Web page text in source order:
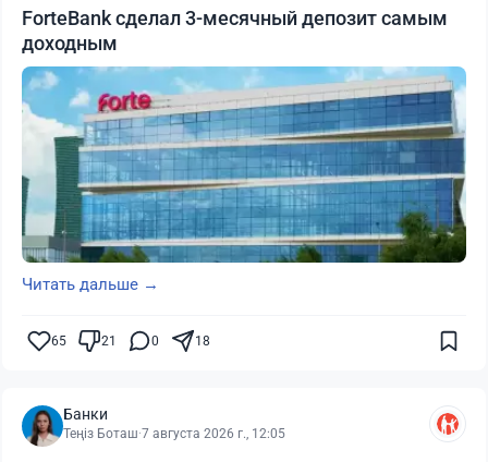
ForteBank сделал 3-месячный депозит самым
доходным
Читать дальше →
65 21 0 18
Банки
Теңіз Боташ·7 августа 2026 г., 12:05